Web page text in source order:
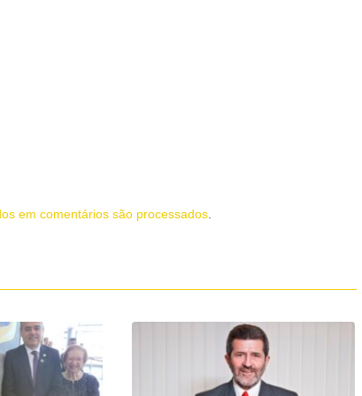
em comentários são processados